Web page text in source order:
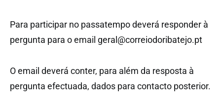
Para participar no passatempo deverá responder à
pergunta para o email geral@correiodoribatejo.pt
O email deverá conter, para além da resposta à
pergunta efectuada, dados para contacto posterior.